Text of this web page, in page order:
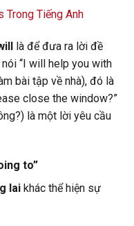
Trong Tiếng Anh
là để đưa ra lời đề
“I will help you with
bài tập về nhà), đó là
close the window?”
là một lời yêu cầu
to”
lai khác thể hiện sự